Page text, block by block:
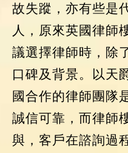
故失蹤，亦有些是
人，原來英國律師
議選擇律師時，除
口碑及背景。以天
國合作的律師團隊
誠信可靠，而律師
與，客戶在諮詢過